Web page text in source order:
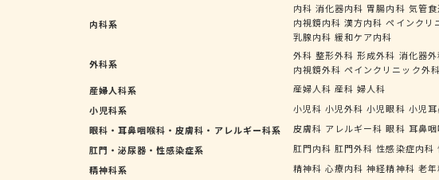
内科系
内科 消化器内科 胃腸内科 気管
内視鏡内科 漢方内科 ペインクリ
乳腺内科 緩和ケア内科
外科系
外科 整形外科 形成外科 消化器外
内視鏡外科 ペインクリニック外科
産婦人科系
産婦人科 産科 婦人科
小児科系
小児科 小児外科 小児眼科 小児
眼科・耳鼻咽喉科・皮膚科・アレルギー科系
皮膚科 アレルギー科 眼科 耳鼻
肛門・泌尿器・性感染症系
肛門内科 肛門外科 性感染症内科
精神科系
精神科 心療内科 神経精神科 老